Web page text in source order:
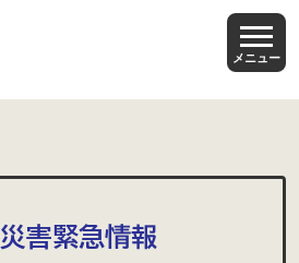
メニュー
災害緊急情報